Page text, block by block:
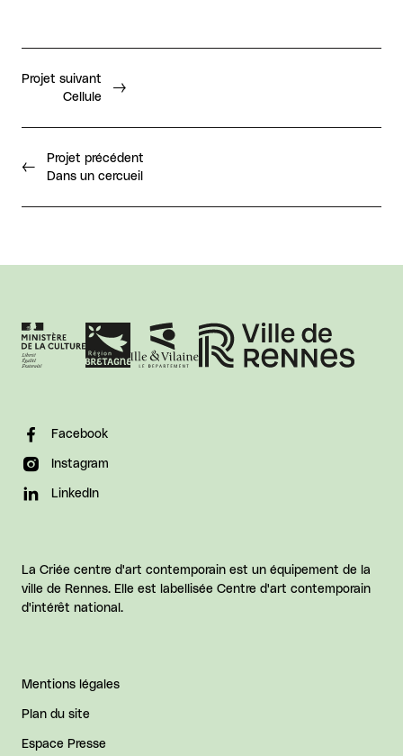
Projet précédent
Dans un cercueil
Projet suivant
Cellule
Facebook
Instagram
LinkedIn
La Criée centre d'art contemporain est un équipement de la
ville de Rennes. Elle est labellisée Centre d'art contemporain
d'intérêt national.
Mentions légales
Plan du site
Espace Presse